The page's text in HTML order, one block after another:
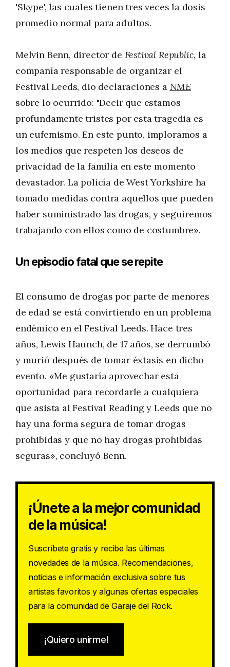
'Skype', las cuales tienen tres veces la dosis
promedio normal para adultos.
Melvin Benn, director de Festival Republic, la
compañía responsable de organizar el
Festival Leeds, dio declaraciones a NME
sobre lo ocurrido: "Decir que estamos
profundamente tristes por esta tragedia es
un eufemismo. En este punto, imploramos a
los medios que respeten los deseos de
privacidad de la familia en este momento
devastador. La policía de West Yorkshire ha
tomado medidas contra aquellos que pueden
haber suministrado las drogas, y seguiremos
trabajando con ellos como de costumbre».
Un episodio fatal que se repite
El consumo de drogas por parte de menores
de edad se está convirtiendo en un problema
endémico en el Festival Leeds. Hace tres
años, Lewis Haunch, de 17 años, se derrumbó
y murió después de tomar éxtasis en dicho
evento. «Me gustaría aprovechar esta
oportunidad para recordarle a cualquiera
que asista al Festival Reading y Leeds que no
hay una forma segura de tomar drogas
prohibidas y que no hay drogas prohibidas
seguras», concluyó Benn.
¡Únete a la mejor comunidad
de la música!
Suscríbete gratis y recibe las últimas
novedades de la música. Recomendaciones,
noticias e información exclusiva sobre tus
artistas favoritos y algunas ofertas especiales
para la comunidad de Garaje del Rock.
¡Quiero unirme!